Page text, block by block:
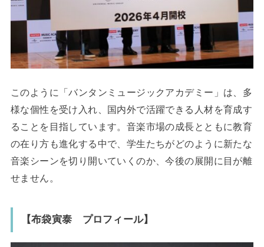
このように「バンタンミュージックアカデミー」は、多
様な個性を受け入れ、国内外で活躍できる人材を育成す
ることを目指しています。音楽市場の成長とともに教育
の在り方も進化する中で、学生たちがどのように新たな
音楽シーンを切り開いていくのか、今後の展開に目が離
せません。
【布袋寅泰 プロフィール】